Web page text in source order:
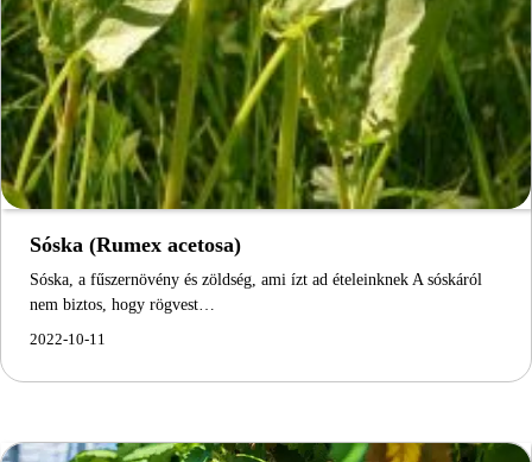
Sóska (Rumex acetosa)
Sóska, a fűszernövény és zöldség, ami ízt ad ételeinknek A sóskáról
nem biztos, hogy rögvest…
2022-10-11